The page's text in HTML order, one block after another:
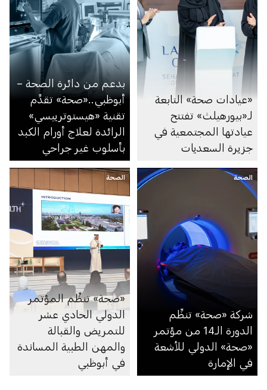
«عيادات صحة» التابعة
لـ«بيورهيلث» تفتتح
عيادتها المجتمعية في
جزيرة السعديات
بدعم من دائرة الصحة –
أبوظبي..«صحة» تقدِّم
تقنية «هيستوتريبسي»
الرائدة لعلاج أورام الكبد
بأسلوب غير جراحي
الصحة
شركة «صحة» تنظِّم
الدورة الـ14 من مؤتمر
«صحة» الدولي للأشعة
في الإمارة
الصحة
«صحة» تنظِّم المؤتمر
الدولي الحادي عشر
للتمريض والقبالة
والمهن الطبية المساندة
في أبوظبي